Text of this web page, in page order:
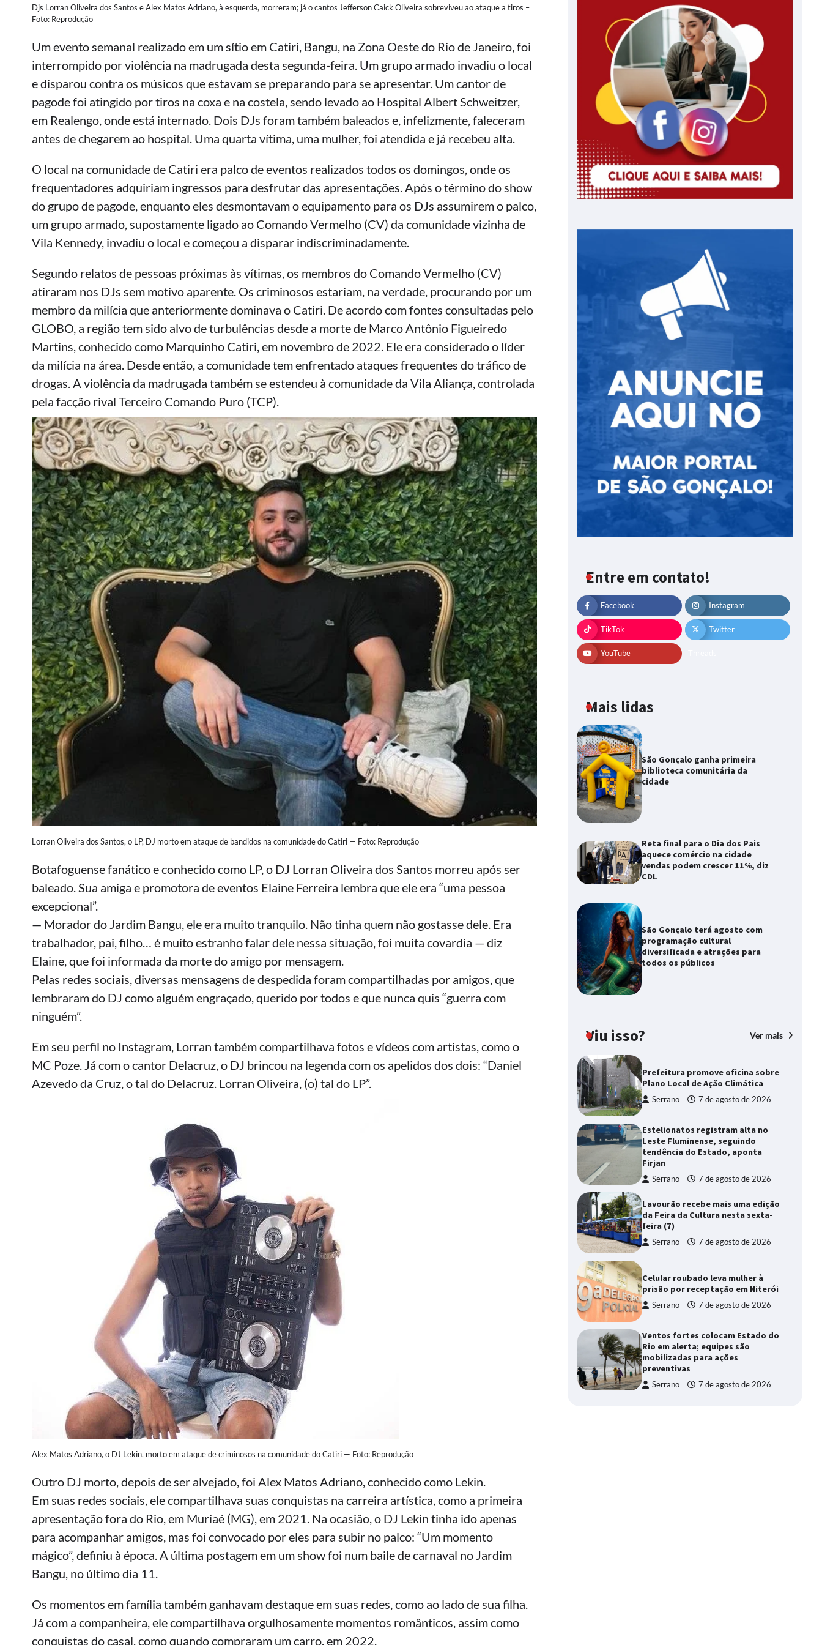
Djs Lorran Oliveira dos Santos e Alex Matos Adriano, à esquerda, morreram; já o cantos Jefferson Caick Oliveira sobreviveu ao ataque a tiros –
Foto: Reprodução
Um evento semanal realizado em um sítio em Catiri, Bangu, na Zona Oeste do Rio de Janeiro, foi
interrompido por violência na madrugada desta segunda-feira. Um grupo armado invadiu o local
e disparou contra os músicos que estavam se preparando para se apresentar. Um cantor de
pagode foi atingido por tiros na coxa e na costela, sendo levado ao Hospital Albert Schweitzer,
em Realengo, onde está internado. Dois DJs foram também baleados e, infelizmente, faleceram
antes de chegarem ao hospital. Uma quarta vítima, uma mulher, foi atendida e já recebeu alta.
O local na comunidade de Catiri era palco de eventos realizados todos os domingos, onde os
frequentadores adquiriam ingressos para desfrutar das apresentações. Após o término do show
do grupo de pagode, enquanto eles desmontavam o equipamento para os DJs assumirem o palco,
um grupo armado, supostamente ligado ao Comando Vermelho (CV) da comunidade vizinha de
Vila Kennedy, invadiu o local e começou a disparar indiscriminadamente.
Segundo relatos de pessoas próximas às vítimas, os membros do Comando Vermelho (CV)
atiraram nos DJs sem motivo aparente. Os criminosos estariam, na verdade, procurando por um
membro da milícia que anteriormente dominava o Catiri. De acordo com fontes consultadas pelo
GLOBO, a região tem sido alvo de turbulências desde a morte de Marco Antônio Figueiredo
Martins, conhecido como Marquinho Catiri, em novembro de 2022. Ele era considerado o líder
da milícia na área. Desde então, a comunidade tem enfrentado ataques frequentes do tráfico de
drogas. A violência da madrugada também se estendeu à comunidade da Vila Aliança, controlada
pela facção rival Terceiro Comando Puro (TCP).
Lorran Oliveira dos Santos, o LP, DJ morto em ataque de bandidos na comunidade do Catiri — Foto: Reprodução
Botafoguense fanático e conhecido como LP, o DJ Lorran Oliveira dos Santos morreu após ser
baleado. Sua amiga e promotora de eventos Elaine Ferreira lembra que ele era “uma pessoa
excepcional”.
— Morador do Jardim Bangu, ele era muito tranquilo. Não tinha quem não gostasse dele. Era
trabalhador, pai, filho… é muito estranho falar dele nessa situação, foi muita covardia — diz
Elaine, que foi informada da morte do amigo por mensagem.
Pelas redes sociais, diversas mensagens de despedida foram compartilhadas por amigos, que
lembraram do DJ como alguém engraçado, querido por todos e que nunca quis “guerra com
ninguém”.
Em seu perfil no Instagram, Lorran também compartilhava fotos e vídeos com artistas, como o
MC Poze. Já com o cantor Delacruz, o DJ brincou na legenda com os apelidos dos dois: “Daniel
Azevedo da Cruz, o tal do Delacruz. Lorran Oliveira, (o) tal do LP”.
Alex Matos Adriano, o DJ Lekin, morto em ataque de criminosos na comunidade do Catiri — Foto: Reprodução
Outro DJ morto, depois de ser alvejado, foi Alex Matos Adriano, conhecido como Lekin.
Em suas redes sociais, ele compartilhava suas conquistas na carreira artística, como a primeira
apresentação fora do Rio, em Muriaé (MG), em 2021. Na ocasião, o DJ Lekin tinha ido apenas
para acompanhar amigos, mas foi convocado por eles para subir no palco: “Um momento
mágico”, definiu à época. A última postagem em um show foi num baile de carnaval no Jardim
Bangu, no último dia 11.
Os momentos em família também ganhavam destaque em suas redes, como ao lado de sua filha.
Já com a companheira, ele compartilhava orgulhosamente momentos românticos, assim como
conquistas do casal, como quando compraram um carro, em 2022.
Entre em contato!
Facebook Instagram
TikTok Twitter
YouTube
Mais lidas
São Gonçalo ganha primeira
biblioteca comunitária da
cidade
Reta final para o Dia dos Pais
aquece comércio na cidade
vendas podem crescer 11%, diz
CDL
São Gonçalo terá agosto com
programação cultural
diversificada e atrações para
todos os públicos
Viu isso? Ver mais
Prefeitura promove oficina sobre
Plano Local de Ação Climática
Serrano 7 de agosto de 2026
Estelionatos registram alta no
Leste Fluminense, seguindo
tendência do Estado, aponta
Firjan
Serrano 7 de agosto de 2026
Lavourão recebe mais uma edição
da Feira da Cultura nesta sexta-
feira (7)
Serrano 7 de agosto de 2026
Celular roubado leva mulher à
prisão por receptação em Niterói
Serrano 7 de agosto de 2026
Ventos fortes colocam Estado do
Rio em alerta; equipes são
mobilizadas para ações
preventivas
Serrano 7 de agosto de 2026